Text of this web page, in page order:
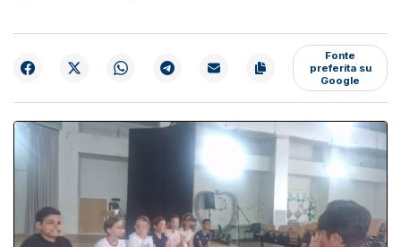
Fonte
preferita su
Google